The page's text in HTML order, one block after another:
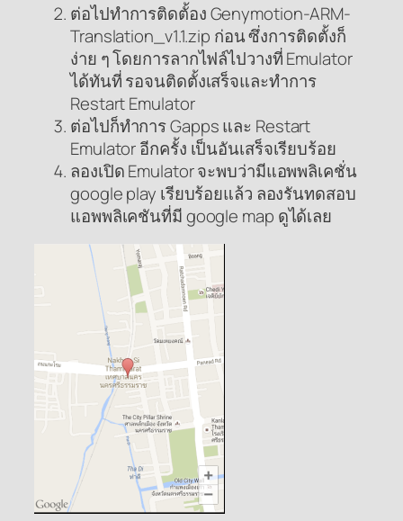
ต่อไปทำการติดตั้อง Genymotion-ARM-
Translation_v1.1.zip ก่อน ซึ่งการติดตั้งก็
ง่าย ๆ โดยการลากไฟล์ไปวางที่ Emulator
ได้ทันที่ รอจนติดตั้งเสร็จและทำการ
Restart Emulator
ต่อไปก็ทำการ Gapps และ Restart
Emulator อีกครั้ง เป็นอันเสร็จเรียบร้อย
ลองเปิด Emulator จะพบว่ามีแอพพลิเคชั่น
google play เรียบร้อยแล้ว ลองรันทดสอบ
แอพพลิเคชันที่มี google map ดูได้เลย